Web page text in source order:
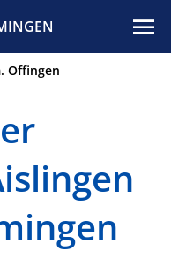
Offingen